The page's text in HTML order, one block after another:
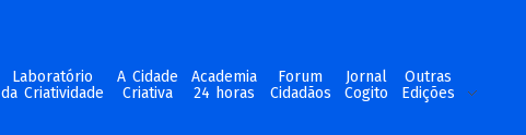
Laboratório
da Criatividade
A Cidade
Criativa
Academia
24 horas
Forum
Cidadãos
Jornal
Cogito
Outras
Edições